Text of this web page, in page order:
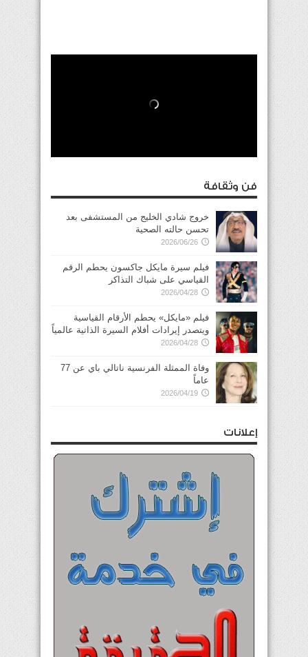
فن وثقافة
خروج شادي الخليج من المستشفى بعد
تحسن حالته الصحية
2026/06/26
فيلم سيرة مايكل جاكسون يحطم الرقم
القياسي على شباك التذاكر
2026/04/28
فيلم «مايكل» يحطم الأرقام القياسية
ويتصدر إيرادات أفلام السيرة الذاتية عالمياً
2026/04/28
وفاة الممثلة الفرنسية ناتالي باي عن 77
عاماً
2026/04/19
إعلانات